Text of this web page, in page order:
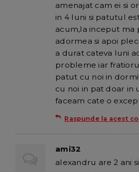
amenajat cam ei si
in 4 luni si patutul
acum,la inceput ma
adormea si apoi
a durat cateva luni
probleme iar
patut cu noi in
cu noi in pat doar in
faceam cate o
Raspunde la acest
ami32
alexandru are 2 ani